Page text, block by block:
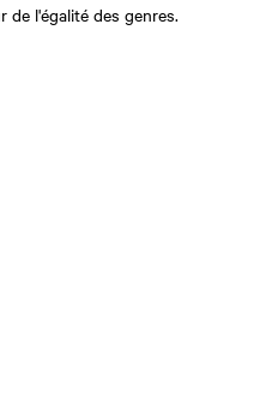
de l'égalité des genres.